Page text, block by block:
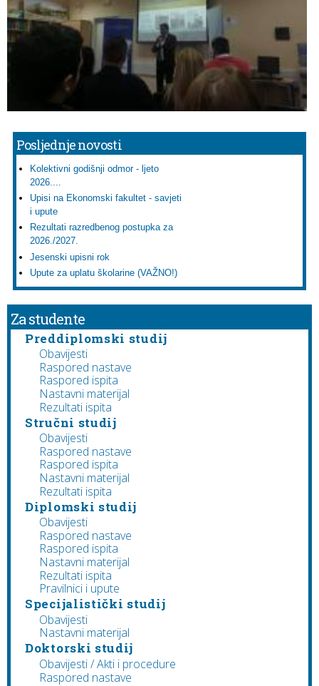
Posljednje novosti
Kolektivni godišnji odmor - ljeto
2026....
Upisi na Ekonomski fakultet - savjeti
i upute
Rezultati razredbenog postupka za
2026./2027.
Jesenski upisni rok
Upute za uplatu školarine (VAŽNO!)
Za studente
Preddiplomski studij
Obavijesti
Raspored nastave
Raspored ispita
Nastavni materijal
Rezultati ispita
Stručni studij
Obavijesti
Raspored nastave
Raspored ispita
Nastavni materijal
Rezultati ispita
Diplomski studij
Obavijesti
Raspored nastave
Raspored ispita
Nastavni materijal
Rezultati ispita
Pravilnici i upute
Specijalistički studij
Obavijesti
Nastavni materijal
Doktorski studij
Obavijesti / Akti i procedure
Raspored nastave